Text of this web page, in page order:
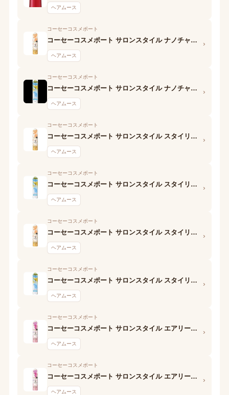
ヘアムース
コーセーコスメポート
コーセーコスメポート サロンスタイル ナノチャージ スタイリングムース(ナチュラルウェービー)
ヘアムース
›
コーセーコスメポート
コーセーコスメポート サロンスタイル ナノチャージ スタイリングムース(くっきりウェービー)
ヘアムース
›
コーセーコスメポート
コーセーコスメポート サロンスタイル スタイリングムース(ナチュラルウェービー)
ヘアムース
›
コーセーコスメポート
コーセーコスメポート サロンスタイル スタイリングムース(くっきりウェービー)
ヘアムース
›
コーセーコスメポート
コーセーコスメポート サロンスタイル スタイリングムース (ナチュラルウェービー)
ヘアムース
›
コーセーコスメポート
コーセーコスメポート サロンスタイル スタイリングムース (くっきりウェービー)
ヘアムース
›
コーセーコスメポート
コーセーコスメポート サロンスタイル エアリーホイップワックス(ふんわりウェーブ)
ヘアムース
›
コーセーコスメポート
コーセーコスメポート サロンスタイル エアリーホイップワックス (ふんわりウェーブ)
ヘアムース
›